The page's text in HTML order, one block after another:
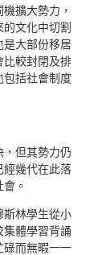
擴大勢力，
文化中切割
是大部份移居
比較封閉及排
包括社會制度
但其勢力仍
經幾代在此落
。
斯林學生從小
體學習背誦
碌而無暇一一